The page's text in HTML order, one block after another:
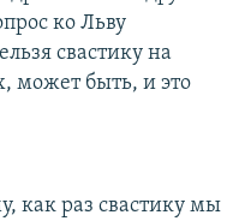
ко Льву
свастику на
может быть, и это
как раз свастику мы